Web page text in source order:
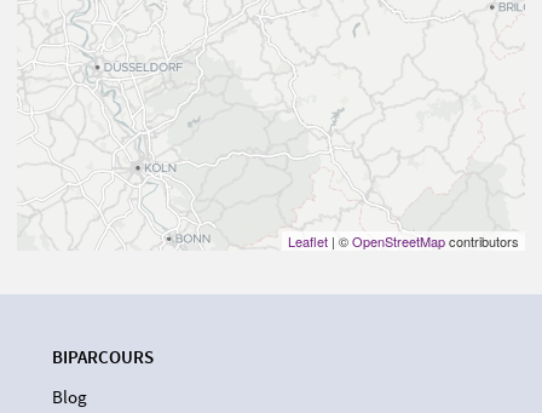
Leaflet | ©OpenStreetMapcontributors
BIPARCOURS
Blog